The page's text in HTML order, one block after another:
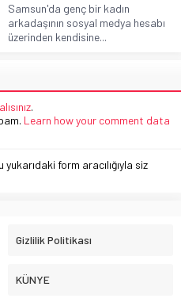
Samsun'da genç bir kadın
arkadaşının sosyal medya hesabı
üzerinden kendisine...
.
Learn how your comment data
form aracılığıyla siz
Gizlilik Politikası
KÜNYE